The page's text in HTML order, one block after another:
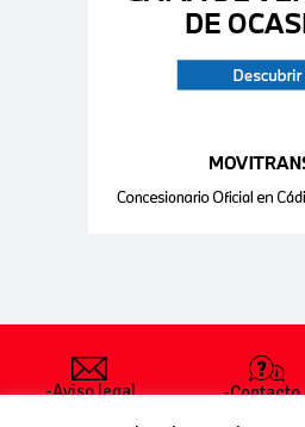
-Aviso legal
-Contacto